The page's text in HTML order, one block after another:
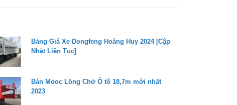
Bảng Giá Xe Dongfeng Hoàng Huy 2024 [Cập
Nhật Liên Tục]
Bán Mooc Lồng Chở Ô tô 18,7m mới nhất
2023